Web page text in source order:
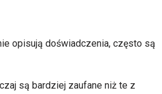
opisują doświadczenia, często są
są bardziej zaufane niż te z